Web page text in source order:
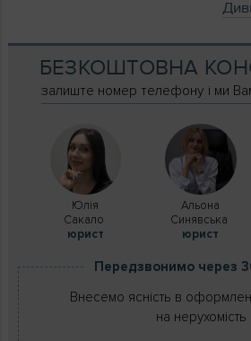
БЕЗКОШТОВНА
залиште номер телефону і ми
Юлія
Сакало
юрист
Альона
Синявська
юрист
Передзвонимо через
Внесемо ясність в
на нерухомість